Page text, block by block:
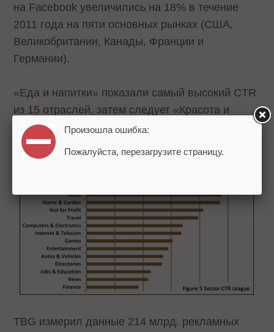
на Facebook увеличились на 18% в течение
2011 года на пяти основных рынках (США,
Великобритании, Канады, Франции и
Германии).
«Еда и напитки» показали самый высокий CTR
из 15 отраслей, затем следует «Красота и
Фитнесс», «Розничная торговля», «Дом и Сад»
и «некоммерческие» объявления.
TBG измерил данные 214 млрд. рекламных
Произошла ошибка:
Пожалуйста, перезагрузите страницу.